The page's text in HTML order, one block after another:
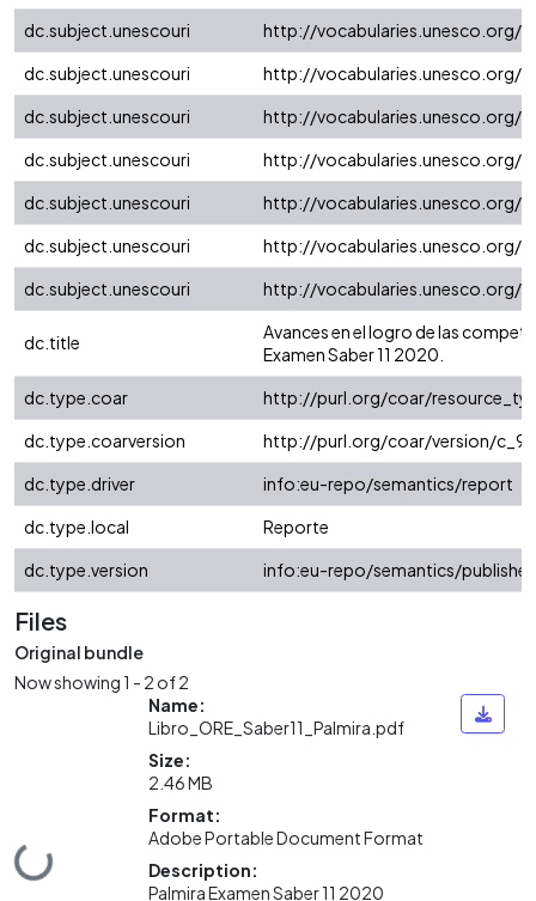
dc.subject.unescouri
http://vocabularies.unesco.org/
dc.subject.unescouri
http://vocabularies.unesco.org/
dc.subject.unescouri
http://vocabularies.unesco.org/
dc.subject.unescouri
http://vocabularies.unesco.org/
dc.subject.unescouri
http://vocabularies.unesco.org/
dc.subject.unescouri
http://vocabularies.unesco.org/
dc.subject.unescouri
http://vocabularies.unesco.org/
dc.title
Avances en el logro de las
Examen Saber 11 2020.
dc.type.coar
http://purl.org/coar/
dc.type.coarversion
http://purl.org/coar/version/
dc.type.driver
info:eu-repo/semantics/report
dc.type.local
Reporte
dc.type.version
info:eu-repo/semantics/
Files
Original bundle
Now showing1 - 2 of 2
Name:
Libro_ORE_Saber11_Palmira.pdf
Size:
2.46 MB
Format:
Adobe Portable Document Format
Description:
Palmira Examen Saber 11 2020